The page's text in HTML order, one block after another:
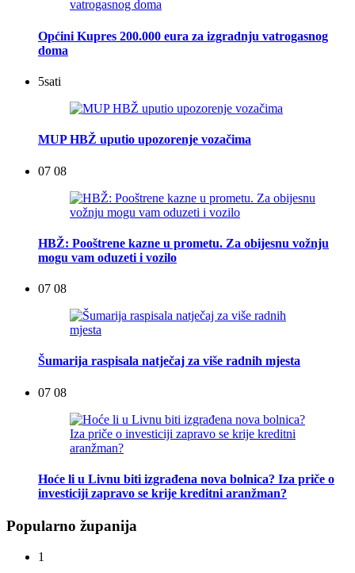
Općini Kupres 200.000 eura za izgradnju vatrogasnog
doma
5sati
MUP HBŽ uputio upozorenje vozačima
07 08
HBŽ: Pooštrene kazne u prometu. Za obijesnu vožnju
mogu vam oduzeti i vozilo
07 08
Šumarija raspisala natječaj za više radnih mjesta
07 08
Hoće li u Livnu biti izgrađena nova bolnica? Iza priče o
investiciji zapravo se krije kreditni aranžman?
Popularno županija
1